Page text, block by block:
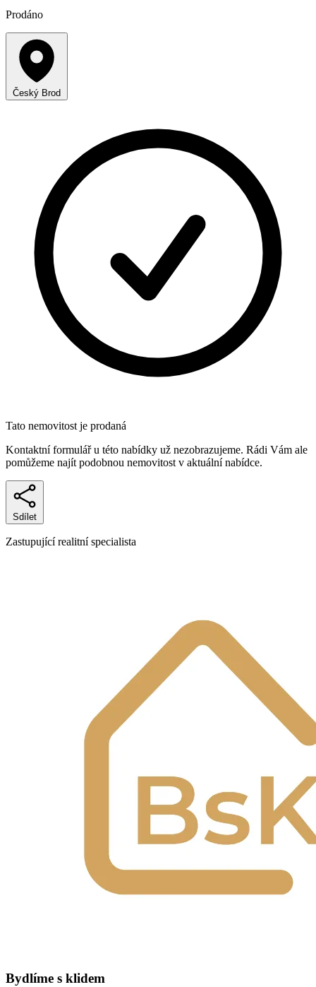
Prodáno
Český Brod
Tato nemovitost je prodaná
Kontaktní formulář u této nabídky už nezobrazujeme. Rádi Vám ale
pomůžeme najít podobnou nemovitost v aktuální nabídce.
Sdílet
Zastupující realitní specialista
Bydlíme s klidem